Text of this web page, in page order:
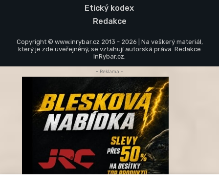
Etický kodex
Redakce
Copyright © www.inrybar.cz 2013 - 2026 | Na veškerý materiál,
který je zde uveřejněný, se vztahují autorská práva. Redakce
InRybar.cz.
- Reklama -